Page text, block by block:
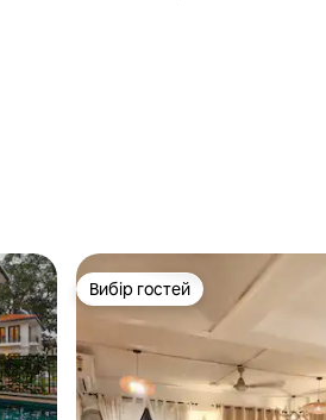
Вибір гостей
Вибір гостей